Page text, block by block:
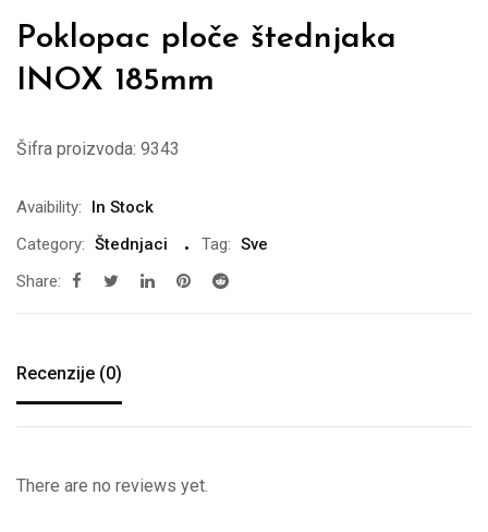
Poklopac ploče štednjaka
INOX 185mm
Šifra proizvoda: 9343
Avaibility:
In Stock
Category: Štednjaci Tag: Sve
Share:
Recenzije (0)
There are no reviews yet.